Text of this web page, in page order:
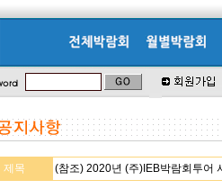
제목 (참조) 2020년 (주)IEB박람회투어